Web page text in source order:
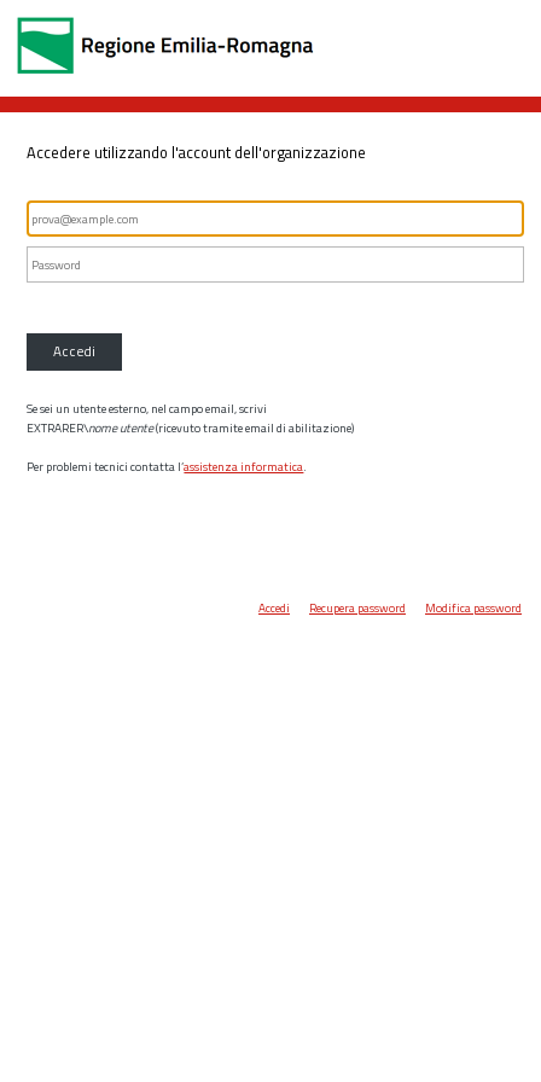
Accedere utilizzando l'account dell'organizzazione
Accedi
Se sei un utente esterno, nel campo email, scrivi
EXTRARER\nome utente(ricevuto tramite email di abilitazione)
Per problemi tecnici contatta l’assistenza informatica.
Accedi Recupera password Modifica password